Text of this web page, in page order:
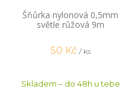
Šňůrka nylonová 0,5mm
světle růžová 9m
50 Kč / ks
Skladem – do 48h u tebe